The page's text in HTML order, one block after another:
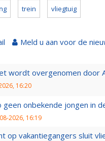
trein vliegtuig
Meld u aan voor de
wordt overgenomen door
16:20
geen onbekende jongen in
2026, 16:19
op vakantiegangers sluit